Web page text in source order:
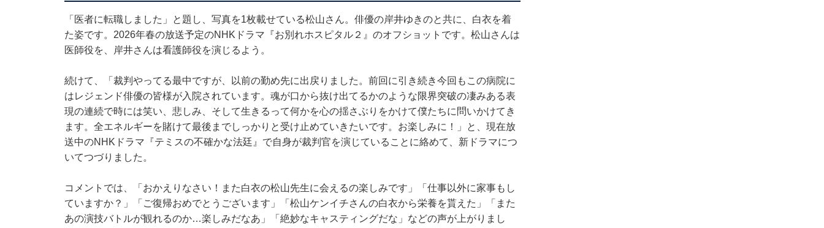
「医者に転職しました」と題し、写真を1枚載せている松山さん。俳優の岸井ゆきのと共に、白衣を着
た姿です。2026年春の放送予定のNHKドラマ『お別れホスピタル２』のオフショットです。松山さんは
医師役を、岸井さんは看護師役を演じるよう。
続けて、「裁判やってる最中ですが、以前の勤め先に出戻りました。前回に引き続き今回もこの病院に
はレジェンド俳優の皆様が入院されています。魂が口から抜け出てるかのような限界突破の凄みある表
現の連続で時には笑い、悲しみ、そして生きるって何かを心の揺さぶりをかけて僕たちに問いかけてき
ます。全エネルギーを賭けて最後までしっかりと受け止めていきたいです。お楽しみに！」と、現在放
送中のNHKドラマ『テミスの不確かな法廷』で自身が裁判官を演じていることに絡めて、新ドラマにつ
いてつづりました。
コメントでは、「おかえりなさい！また白衣の松山先生に会えるの楽しみです」「仕事以外に家事もし
ていますか？」「ご復帰おめでとうございます」「松山ケンイチさんの白衣から栄養を貰えた」「また
あの演技バトルが観れるのか…楽しみだなあ」「絶妙なキャスティングだな」などの声が上がりまし